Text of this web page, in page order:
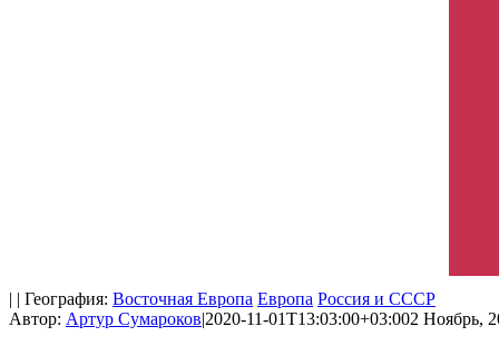
| | География: Восточная Европа Европа Россия и СССР
Автор: Артур Сумароков|2020-11-01T13:03:00+03:002 Ноябрь,